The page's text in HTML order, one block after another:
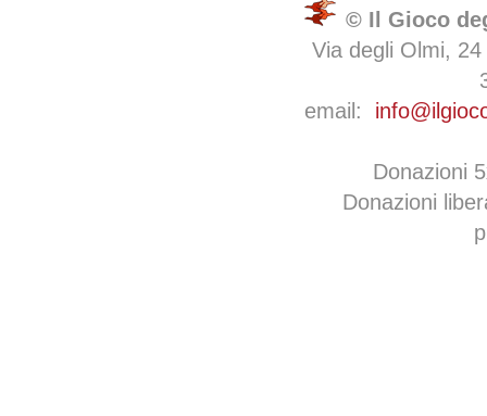
© Il Gioco
Via degli Olmi,
email:
Donazioni
Donazioni